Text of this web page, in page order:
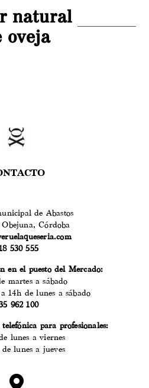
natural
oveja
de Abastos
Obejuna, Córdoba
530 555
en el puesto del Mercado:
martes a sábado
14h de lunes a sábado
962 100
para profesionales:
lunes a viernes
lunes a jueves